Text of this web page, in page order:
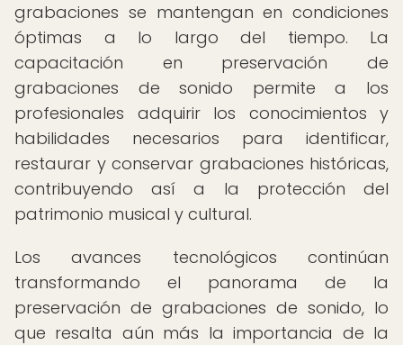
grabaciones se mantengan en condiciones
óptimas a lo largo del tiempo. La
capacitación en preservación de
grabaciones de sonido permite a los
profesionales adquirir los conocimientos y
habilidades necesarios para identificar,
restaurar y conservar grabaciones históricas,
contribuyendo así a la protección del
patrimonio musical y cultural.
Los avances tecnológicos continúan
transformando el panorama de la
preservación de grabaciones de sonido, lo
que resalta aún más la importancia de la